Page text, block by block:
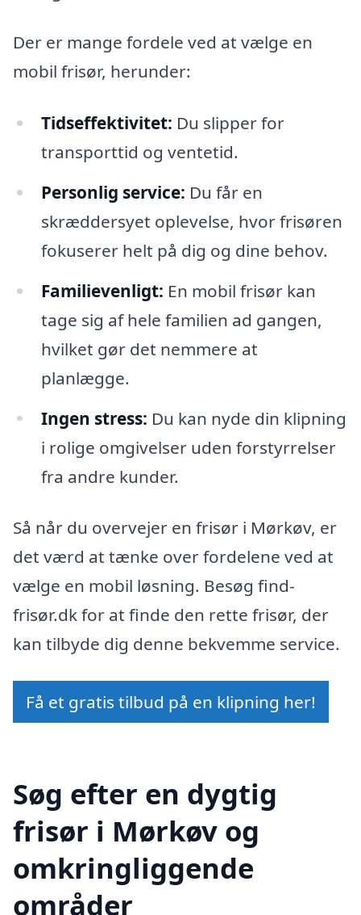
Der er mange fordele ved at vælge en
mobil frisør, herunder:
Tidseffektivitet: Du slipper for
transporttid og ventetid.
Personlig service: Du får en
skræddersyet oplevelse, hvor frisøren
fokuserer helt på dig og dine behov.
Familievenligt: En mobil frisør kan
tage sig af hele familien ad gangen,
hvilket gør det nemmere at
planlægge.
Ingen stress: Du kan nyde din klipning
i rolige omgivelser uden forstyrrelser
fra andre kunder.
Så når du overvejer en frisør i Mørkøv, er
det værd at tænke over fordelene ved at
vælge en mobil løsning. Besøg find-
frisør.dk for at finde den rette frisør, der
kan tilbyde dig denne bekvemme service.
Få et gratis tilbud på en klipning her!
Søg efter en dygtig
frisør i Mørkøv og
omkringliggende
områder